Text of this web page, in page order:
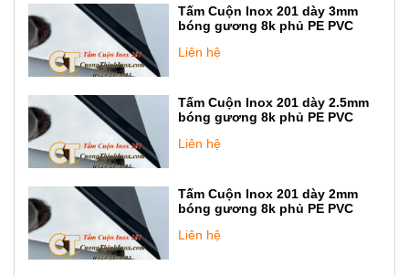
Tấm Cuộn Inox 201 dày 3mm
bóng gương 8k phủ PE PVC
Liên hệ
Tấm Cuộn Inox 201 dày 2.5mm
bóng gương 8k phủ PE PVC
Liên hệ
Tấm Cuộn Inox 201 dày 2mm
bóng gương 8k phủ PE PVC
Liên hệ